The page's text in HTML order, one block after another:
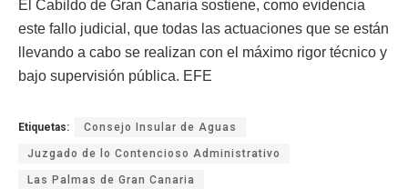
El Cabildo de Gran Canaria sostiene, como evidencia
este fallo judicial, que todas las actuaciones que se están
llevando a cabo se realizan con el máximo rigor técnico y
bajo supervisión pública. EFE
Etiquetas: Consejo Insular de Aguas
Juzgado de lo Contencioso Administrativo
Las Palmas de Gran Canaria